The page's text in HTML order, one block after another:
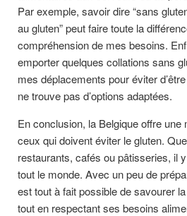
Par exemple, savoir dire “sans
au gluten” peut faire toute la
compréhension de mes besoins.
emporter quelques collations sans
mes déplacements pour éviter
ne trouve pas d’options adaptées.
En conclusion, la Belgique offre une
ceux qui doivent éviter le gluten.
restaurants, cafés ou pâtisseries, il
tout le monde. Avec un peu de
est tout à fait possible de savourer
tout en respectant ses besoins